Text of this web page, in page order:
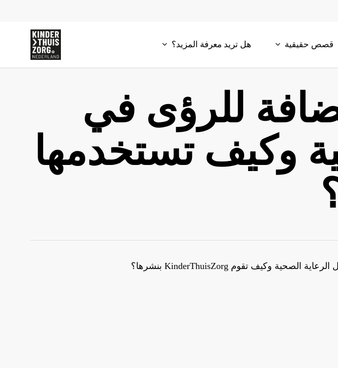
قصص حقيقية هل تريد معرفة المزيد؟
للرؤى في
وكيف تستخدمها